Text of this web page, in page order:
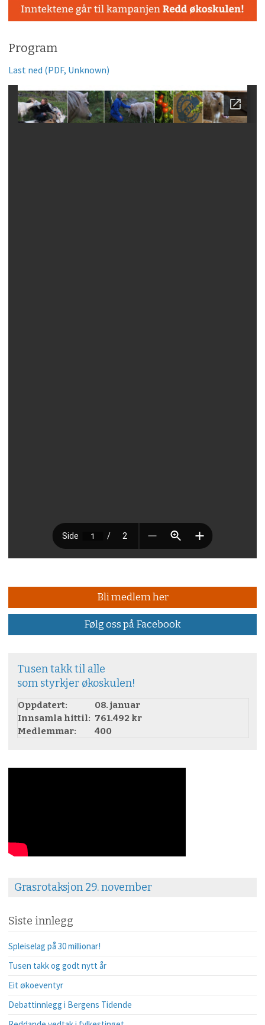
Program
Last ned (PDF, Unknown)
Bli medlem her
Følg oss på Facebook
Tusen takk til alle
som styrkjer økoskulen!
Oppdatert:
08. januar
Innsamla hittil: 761.492 kr
Medlemmar:
400
Grasrotaksjon 29. november
Siste innlegg
Spleiselag på 30 millionar!
Tusen takk og godt nytt år
Eit økoeventyr
Debattinnlegg i Bergens Tidende